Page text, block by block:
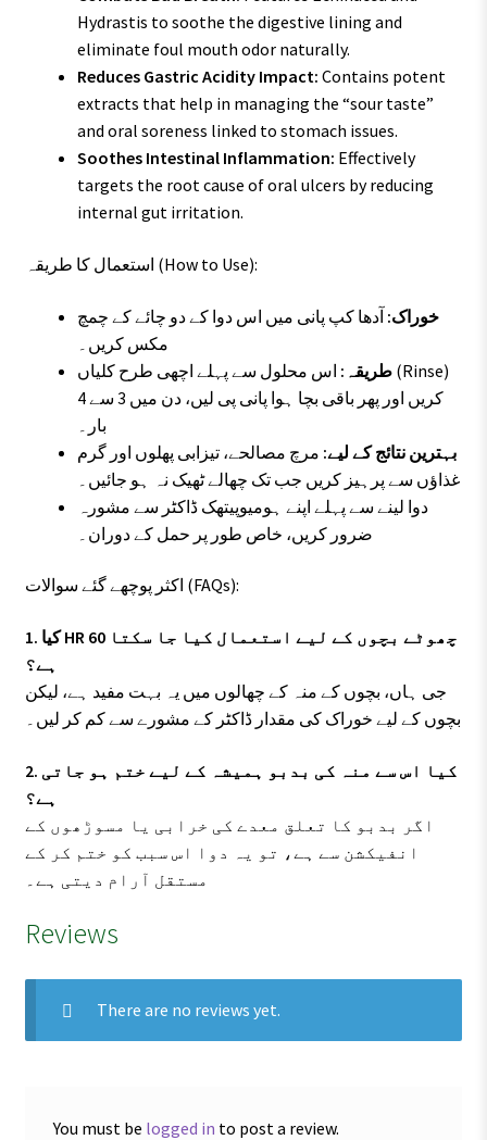
Hydrastis to soothe the digestive lining and
eliminate foul mouth odor naturally.
Reduces Gastric Acidity Impact: Contains potent
extracts that help in managing the “sour taste”
and oral soreness linked to stomach issues.
Soothes Intestinal Inflammation: Effectively
targets the root cause of oral ulcers by reducing
internal gut irritation.
استعمال کا طریقہ (How to Use):
خوراک: آدھا کپ پانی میں اس دوا کے دو چائے کے چمچ
مکس کریں۔
طریقہ: اس محلول سے پہلے اچھی طرح کلیاں (Rinse)
کریں اور پھر باقی بچا ہوا پانی پی لیں، دن میں 3 سے 4
بار۔
بہترین نتائج کے لیے: مرچ مصالحے، تیزابی پھلوں اور گرم
غذاؤں سے پرہیز کریں جب تک چھالے ٹھیک نہ ہو جائیں۔
دوا لینے سے پہلے اپنے ہومیوپیتھک ڈاکٹر سے مشورہ
ضرور کریں، خاص طور پر حمل کے دوران۔
اکثر پوچھے گئے سوالات (FAQs):
1. کیا HR 60 چھوٹے بچوں کے لیے استعمال کیا جا سکتا
ہے؟
جی ہاں، بچوں کے منہ کے چھالوں میں یہ بہت مفید ہے، لیکن
بچوں کے لیے خوراک کی مقدار ڈاکٹر کے مشورے سے کم کر لیں۔
2. کیا اس سے منہ کی بدبو ہمیشہ کے لیے ختم ہو جاتی
ہے؟
اگر بدبو کا تعلق معدے کی خرابی یا مسوڑھوں کے
انفیکشن سے ہے، تو یہ دوا اس سبب کو ختم کر کے
مستقل آرام دیتی ہے۔
Reviews
There are no reviews yet.
You must be logged in to post a review.